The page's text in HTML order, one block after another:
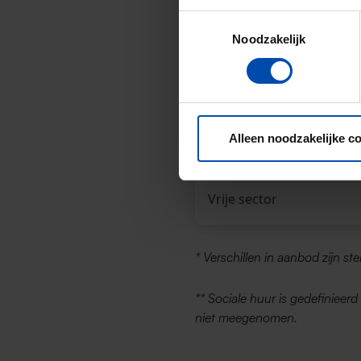
Noodzakelijk
Alleen noodzakelijke
Alle types
Middenhuur
Vrije sector
* Verschillen in aanbod zijn
** Sociale huur is
niet meegenomen.